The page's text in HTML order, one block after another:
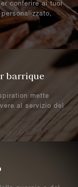
conferire ai tuoi
barrique
mette
al servizio del